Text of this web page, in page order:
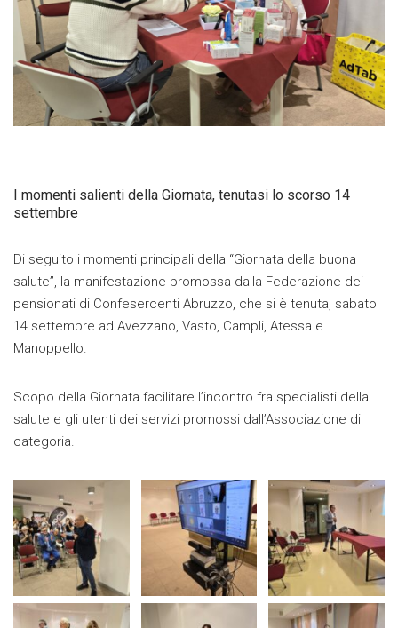
I momenti salienti della Giornata, tenutasi lo scorso 14
settembre
Di seguito i momenti principali della “Giornata della buona
salute”, la manifestazione promossa dalla Federazione dei
pensionati di Confesercenti Abruzzo, che si è tenuta, sabato
14 settembre ad Avezzano, Vasto, Campli, Atessa e
Manoppello.
Scopo della Giornata facilitare l’incontro fra specialisti della
salute e gli utenti dei servizi promossi dall’Associazione di
categoria.